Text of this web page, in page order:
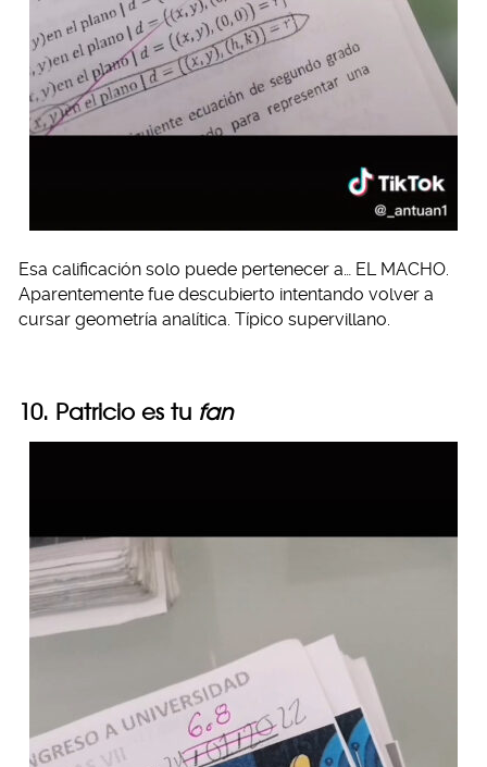
Esa calificación solo puede pertenecer a… EL MACHO.
Aparentemente fue descubierto intentando volver a
cursar geometría analítica. Típico supervillano.
10. Patricio es tu fan